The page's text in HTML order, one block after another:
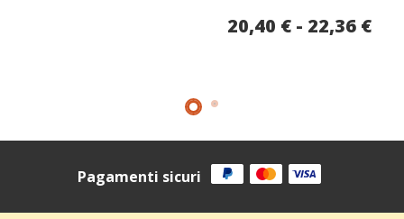
20,40 € - 22,36 €
Pagamenti sicuri